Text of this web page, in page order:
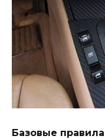
Базовые